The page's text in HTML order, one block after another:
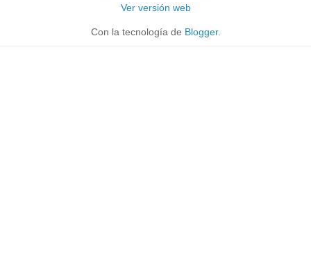
Ver versión web
Con la tecnología de Blogger.